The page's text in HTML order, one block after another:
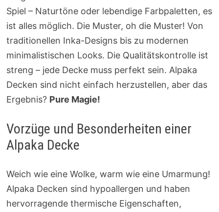
Spiel – Naturtöne oder lebendige Farbpaletten, es
ist alles möglich. Die Muster, oh die Muster! Von
traditionellen Inka-Designs bis zu modernen
minimalistischen Looks. Die Qualitätskontrolle ist
streng – jede Decke muss perfekt sein. Alpaka
Decken sind nicht einfach herzustellen, aber das
Ergebnis? Pure Magie!
Vorzüge und Besonderheiten einer
Alpaka Decke
Weich wie eine Wolke, warm wie eine Umarmung!
Alpaka Decken sind hypoallergen und haben
hervorragende thermische Eigenschaften,